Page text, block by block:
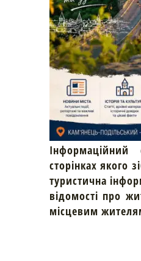
Інформаційний
сторінках якого
туристична
відомості про
місцевим